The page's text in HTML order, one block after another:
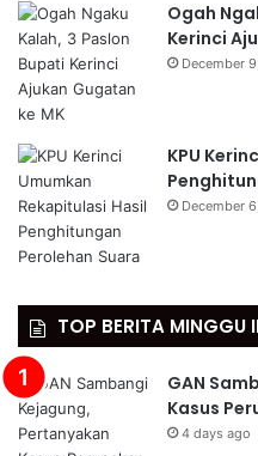
Ogah
Kerinci
December
KPU
December
TOP BERITA MINGGU
GAN
Kasus
4 days ago